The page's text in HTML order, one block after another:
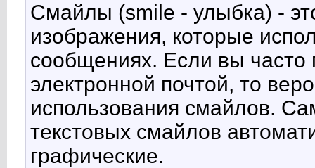
Смайлы (smile - улыбка) -
изображения, которые
сообщениях. Если вы часто
электронной почтой, то
использования смайлов.
текстовых смайлов
графические.